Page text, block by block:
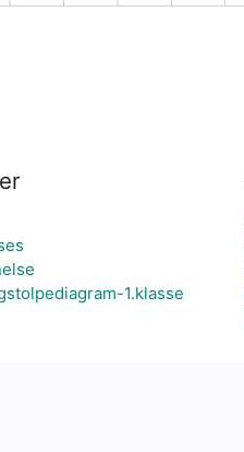
1.klasse